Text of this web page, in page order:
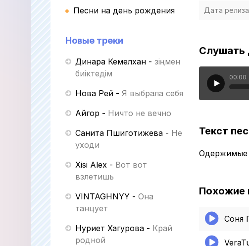
Песни на день рождения
Новые треки
Динара Кемелхан - Өзіңмен
биіктедім
Нова Рей - Я выбрала себя
Айгор - Ничто не вечно
Санита Пшиготижева - Не
уходи
Xisi Alex - Вот вот
взлетишь
VINTAGHNYY - Она
танцует
Нуриет Хагурова - Край
родной
Дата
Слушать
00:00
Текст
Одержимые
Похожие
Соня